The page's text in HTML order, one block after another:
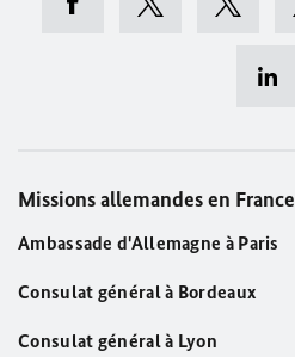
Missions allemandes en France
Ambassade d'Allemagne à Paris
Consulat général à Bordeaux
Consulat général à Lyon